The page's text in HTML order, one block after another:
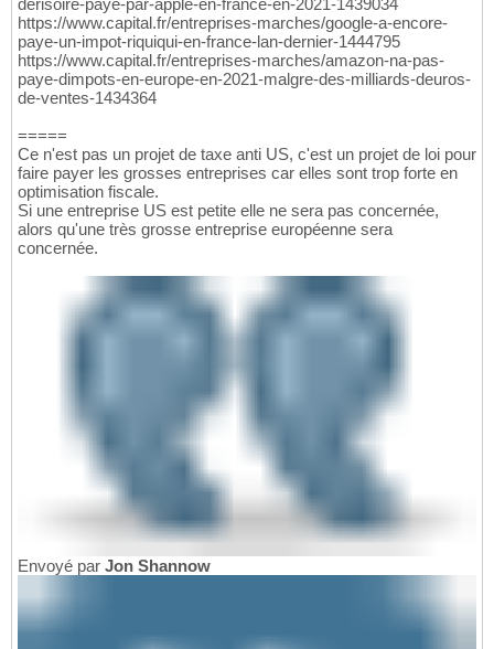
derisoire-paye-par-apple-en-france-en-2021-1439034
https://www.capital.fr/entreprises-marches/google-a-encore-
paye-un-impot-riquiqui-en-france-lan-dernier-1444795
https://www.capital.fr/entreprises-marches/amazon-na-pas-
paye-dimpots-en-europe-en-2021-malgre-des-milliards-deuros-
de-ventes-1434364
=====
Ce n'est pas un projet de taxe anti US, c'est un projet de loi pour
faire payer les grosses entreprises car elles sont trop forte en
optimisation fiscale.
Si une entreprise US est petite elle ne sera pas concernée,
alors qu'une très grosse entreprise européenne sera
concernée.
Envoyé par Jon Shannow